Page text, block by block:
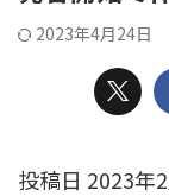
2023年4月24日
投稿日 2023年